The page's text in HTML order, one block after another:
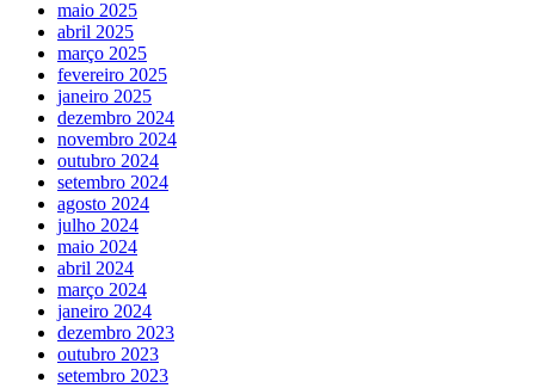
maio 2025
abril 2025
março 2025
fevereiro 2025
janeiro 2025
dezembro 2024
novembro 2024
outubro 2024
setembro 2024
agosto 2024
julho 2024
maio 2024
abril 2024
março 2024
janeiro 2024
dezembro 2023
outubro 2023
setembro 2023